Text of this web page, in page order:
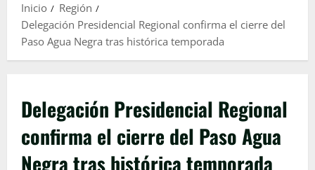
Inicio
Región
Delegación Presidencial Regional confirma el cierre del
Paso Agua Negra tras histórica temporada
Delegación Presidencial Regional
confirma el cierre del Paso Agua
Negra tras histórica temporada